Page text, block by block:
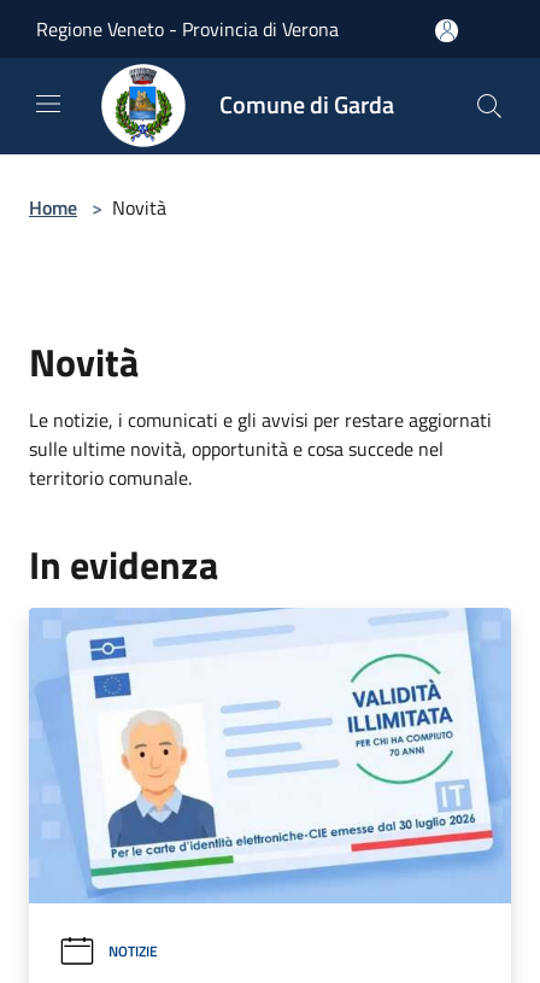
Regione Veneto - Provincia di Verona
Comune di Garda
Home > Novità
Novità
Le notizie, i comunicati e gli avvisi per restare aggiornati
sulle ultime novità, opportunità e cosa succede nel
territorio comunale.
In evidenza
NOTIZIE